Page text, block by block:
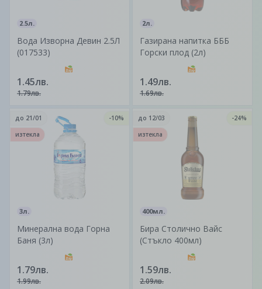
2.5л.
Вода Изворна Девин 2.5Л
(017533)
1.45лв.
1.79лв.
2л.
Газирана напитка БББ
Горски плод (2л)
1.49лв.
1.69лв.
3л.
Минерална вода Горна
Баня (3л)
1.79лв.
1.99лв.
до 21/01
-10%
изтекла
400мл.
Бира Столично Вайс
(Стъкло 400мл)
1.59лв.
2.09лв.
до 12/03
-24%
изтекла